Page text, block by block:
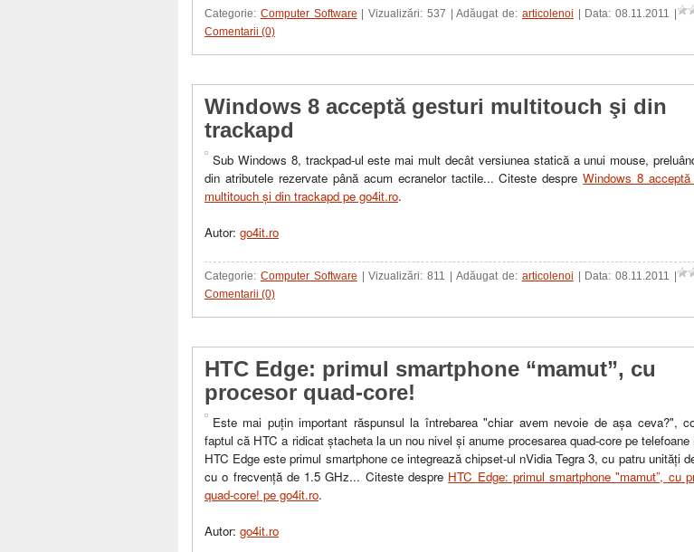
Categorie: Computer Software | Vizualizări: 537 | Adăugat de: articolenoi | Data:08.11.2011
Comentarii (0)
Windows 8 acceptă gesturi multitouch şi din
trackapd
Sub Windows 8, trackpad-ul este mai mult decât versiunea statică a unui mouse,
din atributele rezervate până acum ecranelor tactile... Citeste despreWindows 8 acceptă
multitouch şi din trackapd pe go4it.ro.
Autor: go4it.ro
Categorie: Computer Software | Vizualizări: 811 | Adăugat de: articolenoi | Data:08.11.2011
Comentarii (0)
HTC Edge: primul smartphone “mamut”, cu
procesor quad-core!
Este mai puţin important răspunsul la întrebarea "chiar avem nevoie de aşa ceva?",
faptul că HTC a ridicat ştacheta la un nou nivel şi anume procesarea quad-core pe telefoane
HTC Edge este primul smartphone ce integrează chipset-ul nVidia Tegra 3, cu patru unităţi
cu o frecvenţă de 1.5 GHz... Citeste despre HTC Edge: primul smartphone "mamut”, cu
quad-core! pe go4it.ro.
Autor: go4it.ro